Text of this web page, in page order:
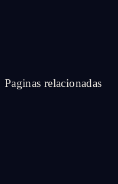
Paginas relacionadas